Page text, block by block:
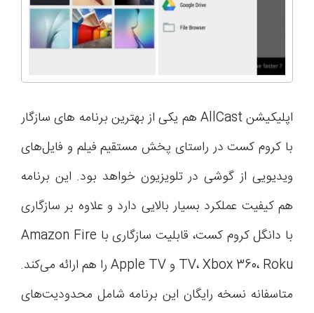
اپلیکیشن AllCast هم یکی از بهترین برنامه های سازگار
با کروم کست در راستای پخش مستقیم فیلم و فایل‌های
ویدیویی از گوشی در تلویزیون خواهد بود. این برنامه
هم کیفیت عملکرد بسیار بالایی دارد و علاوه بر سازگاری
با دانگل کروم کست، قابلیت سازگاری با Amazon Fire
TV، Xbox 360، Roku و Apple TV را هم ارائه می‌کند.
متاسفانه نسخه رایگان این برنامه شامل محدودیت‌های